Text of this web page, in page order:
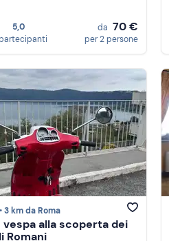
5,0
da 70 €
per 2 persone
3 km da Roma
vespa alla scoperta dei
Romani